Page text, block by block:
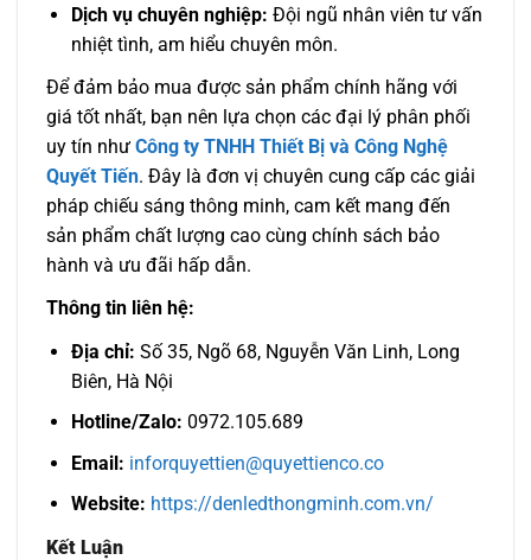
Dịch vụ chuyên nghiệp: Đội ngũ nhân viên tư vấn
nhiệt tình, am hiểu chuyên môn.
Để đảm bảo mua được sản phẩm chính hãng với
giá tốt nhất, bạn nên lựa chọn các đại lý phân phối
uy tín như Công ty TNHH Thiết Bị và Công Nghệ
Quyết Tiến. Đây là đơn vị chuyên cung cấp các giải
pháp chiếu sáng thông minh, cam kết mang đến
sản phẩm chất lượng cao cùng chính sách bảo
hành và ưu đãi hấp dẫn.
Thông tin liên hệ:
Địa chỉ: Số 35, Ngõ 68, Nguyễn Văn Linh, Long
Biên, Hà Nội
Hotline/Zalo: 0972.105.689
Email: inforquyettien@quyettienco.co
Website: https://denledthongminh.com.vn/
Kết Luận